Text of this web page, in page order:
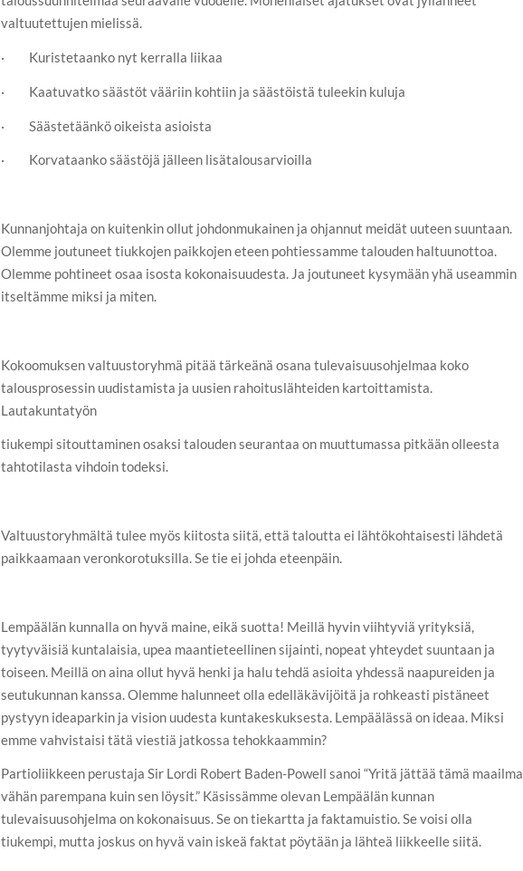
valtuutettujen mielissä.
· Kuristetaanko nyt kerralla liikaa
· Kaatuvatko säästöt vääriin kohtiin ja säästöistä tuleekin kuluja
· Säästetäänkö oikeista asioista
· Korvataanko säästöjä jälleen lisätalousarvioilla
Kunnanjohtaja on kuitenkin ollut johdonmukainen ja ohjannut meidät uuteen suuntaan.
Olemme joutuneet tiukkojen paikkojen eteen pohtiessamme talouden haltuunottoa.
Olemme pohtineet osaa isosta kokonaisuudesta. Ja joutuneet kysymään yhä useammin
itseltämme miksi ja miten.
Kokoomuksen valtuustoryhmä pitää tärkeänä osana tulevaisuusohjelmaa koko
talousprosessin uudistamista ja uusien rahoituslähteiden kartoittamista.
Lautakuntatyön
tiukempi sitouttaminen osaksi talouden seurantaa on muuttumassa pitkään olleesta
tahtotilasta vihdoin todeksi.
Valtuustoryhmältä tulee myös kiitosta siitä, että taloutta ei lähtökohtaisesti lähdetä
paikkaamaan veronkorotuksilla. Se tie ei johda eteenpäin.
Lempäälän kunnalla on hyvä maine, eikä suotta! Meillä hyvin viihtyviä yrityksiä,
tyytyväisiä kuntalaisia, upea maantieteellinen sijainti, nopeat yhteydet suuntaan ja
toiseen. Meillä on aina ollut hyvä henki ja halu tehdä asioita yhdessä naapureiden ja
seutukunnan kanssa. Olemme halunneet olla edelläkävijöitä ja rohkeasti pistäneet
pystyyn ideaparkin ja vision uudesta kuntakeskuksesta. Lempäälässä on ideaa. Miksi
emme vahvistaisi tätä viestiä jatkossa tehokkaammin?
Partioliikkeen perustaja Sir Lordi Robert Baden-Powell sanoi “Yritä jättää tämä maailma
vähän parempana kuin sen löysit.” Käsissämme olevan Lempäälän kunnan
tulevaisuusohjelma on kokonaisuus. Se on tiekartta ja faktamuistio. Se voisi olla
tiukempi, mutta joskus on hyvä vain iskeä faktat pöytään ja lähteä liikkeelle siitä.